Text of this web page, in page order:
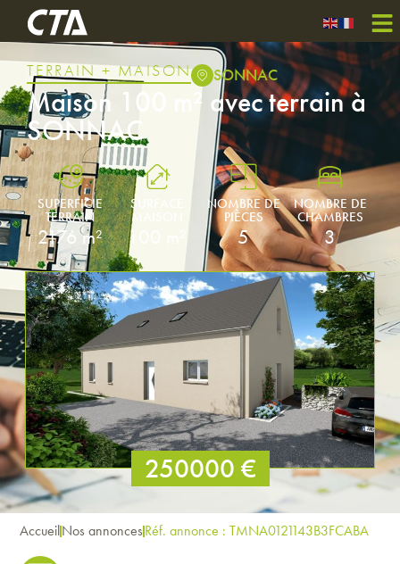
TERRAIN + MAISON SONNAC
Maison 100 m² avec terrain à
SONNAC
SUPERFICIE
TERRAIN
2176 m²
SURFACE
MAISON
100 m²
NOMBRE DE
PIÈCES
5
NOMBRE DE
CHAMBRES
3
250000 €
AccueilNos annoncesRéf. annonce : TMNA0121143B3FCABA